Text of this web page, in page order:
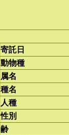
寄託日
動物種
属名
種名
人種
性別
齢